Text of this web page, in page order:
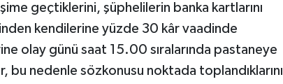
geçtiklerini, şüphelilerin banka kartlarını
kendilerine yüzde 30 kâr vaadinde
olay günü saat 15.00 sıralarında pastaneye
bu nedenle sözkonusu noktada toplandıklarını